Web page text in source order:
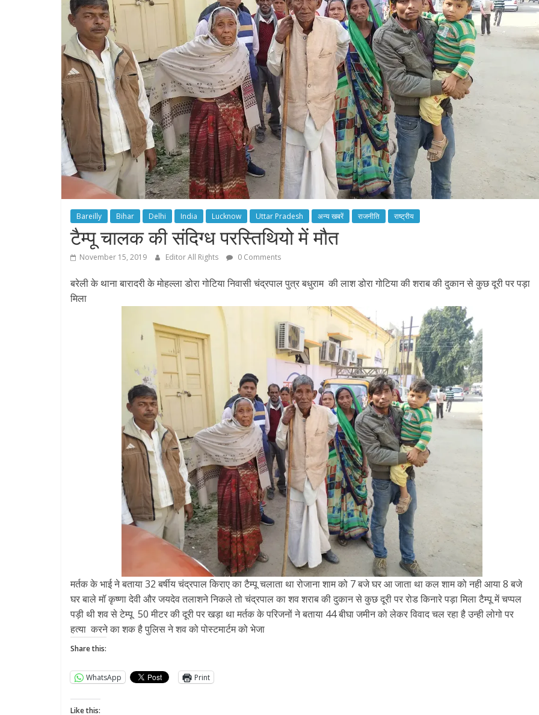
Bareilly Bihar Delhi India Lucknow Uttar Pradesh अन्य खबरें राजनीति राष्ट्रीय
टैम्पू चालक की संदिग्ध परस्तिथियो में मौत
November 15, 2019 Editor All Rights 0 Comments
बरेली के थाना बारादरी के मोहल्ला डोरा गोटिया निवासी चंद्रपाल पुत्र बधुराम की लाश डोरा गोटिया की शराब की दुकान से कुछ दूरी पर पड़ा
मिला
मर्तक के भाई ने बताया 32 बर्षीय चंद्रपाल किराए का टैम्पू चलाता था रोजाना शाम को 7 बजे घर आ जाता था कल शाम को नही आया 8 बजे
घर बाले मॉ कृष्णा देवी और जयदेव तलाशने निकले तो चंद्रपाल का शव शराब की दुकान से कुछ दूरी पर रोड किनारे पड़ा मिला टैम्पू में चप्पल
पड़ी थी शव से टेम्पू 50 मीटर की दूरी पर खड़ा था मर्तक के परिजनों ने बताया 44 बीघा जमीन को लेकर विवाद चल रहा है उन्ही लोगो पर
हत्या करने का शक है पुलिस ने शव को पोस्टमार्टम को भेजा
Share this:
WhatsApp Print
Like this: